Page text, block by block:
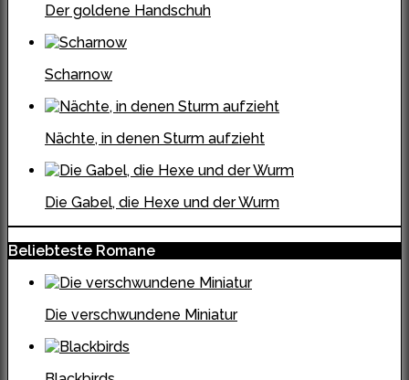
Der goldene Handschuh
Scharnow
Nächte, in denen Sturm aufzieht
Die Gabel, die Hexe und der Wurm
Beliebteste Romane
Die verschwundene Miniatur